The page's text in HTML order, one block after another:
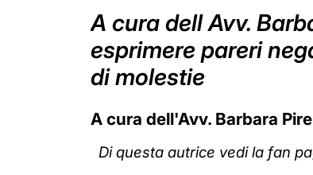
A cura dell Avv.
esprimere pareri
di molestie
A cura dell'Avv. Barbara
Di questa autrice vedi la fan